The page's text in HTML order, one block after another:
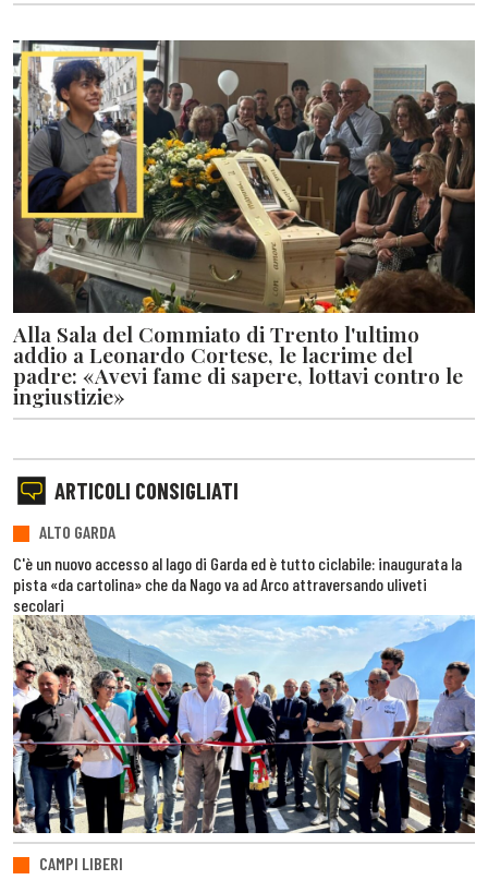
Alla Sala del Commiato di Trento l'ultimo
addio a Leonardo Cortese, le lacrime del
padre: «Avevi fame di sapere, lottavi contro le
ingiustizie»
ARTICOLI CONSIGLIATI
ALTO GARDA
C'è un nuovo accesso al lago di Garda ed è tutto ciclabile: inaugurata la
pista «da cartolina» che da Nago va ad Arco attraversando uliveti
secolari
CAMPI LIBERI